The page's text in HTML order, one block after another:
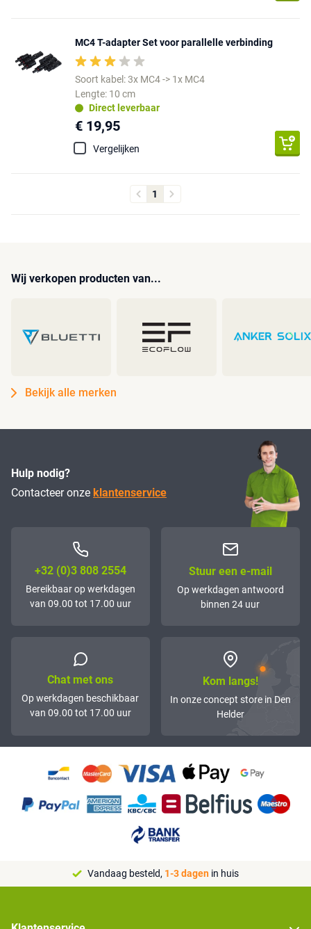
MC4 T-adapter Set voor parallelle verbinding
Soort kabel: 3x MC4 -> 1x MC4
Lengte: 10 cm
Direct leverbaar
€ 19,95
Vergelijken
1
Wij verkopen producten van...
Bekijk alle merken
Hulp nodig?
Contacteer onze klantenservice
+32 (0)3 808 2554
Bereikbaar op werkdagen
van 09.00 tot 17.00 uur
Stuur een e-mail
Op werkdagen antwoord
binnen 24 uur
Chat met ons
Op werkdagen beschikbaar
van 09.00 tot 17.00 uur
Kom langs!
In onze concept store in Den
Helder
Vandaag besteld, 1-3 dagen in huis